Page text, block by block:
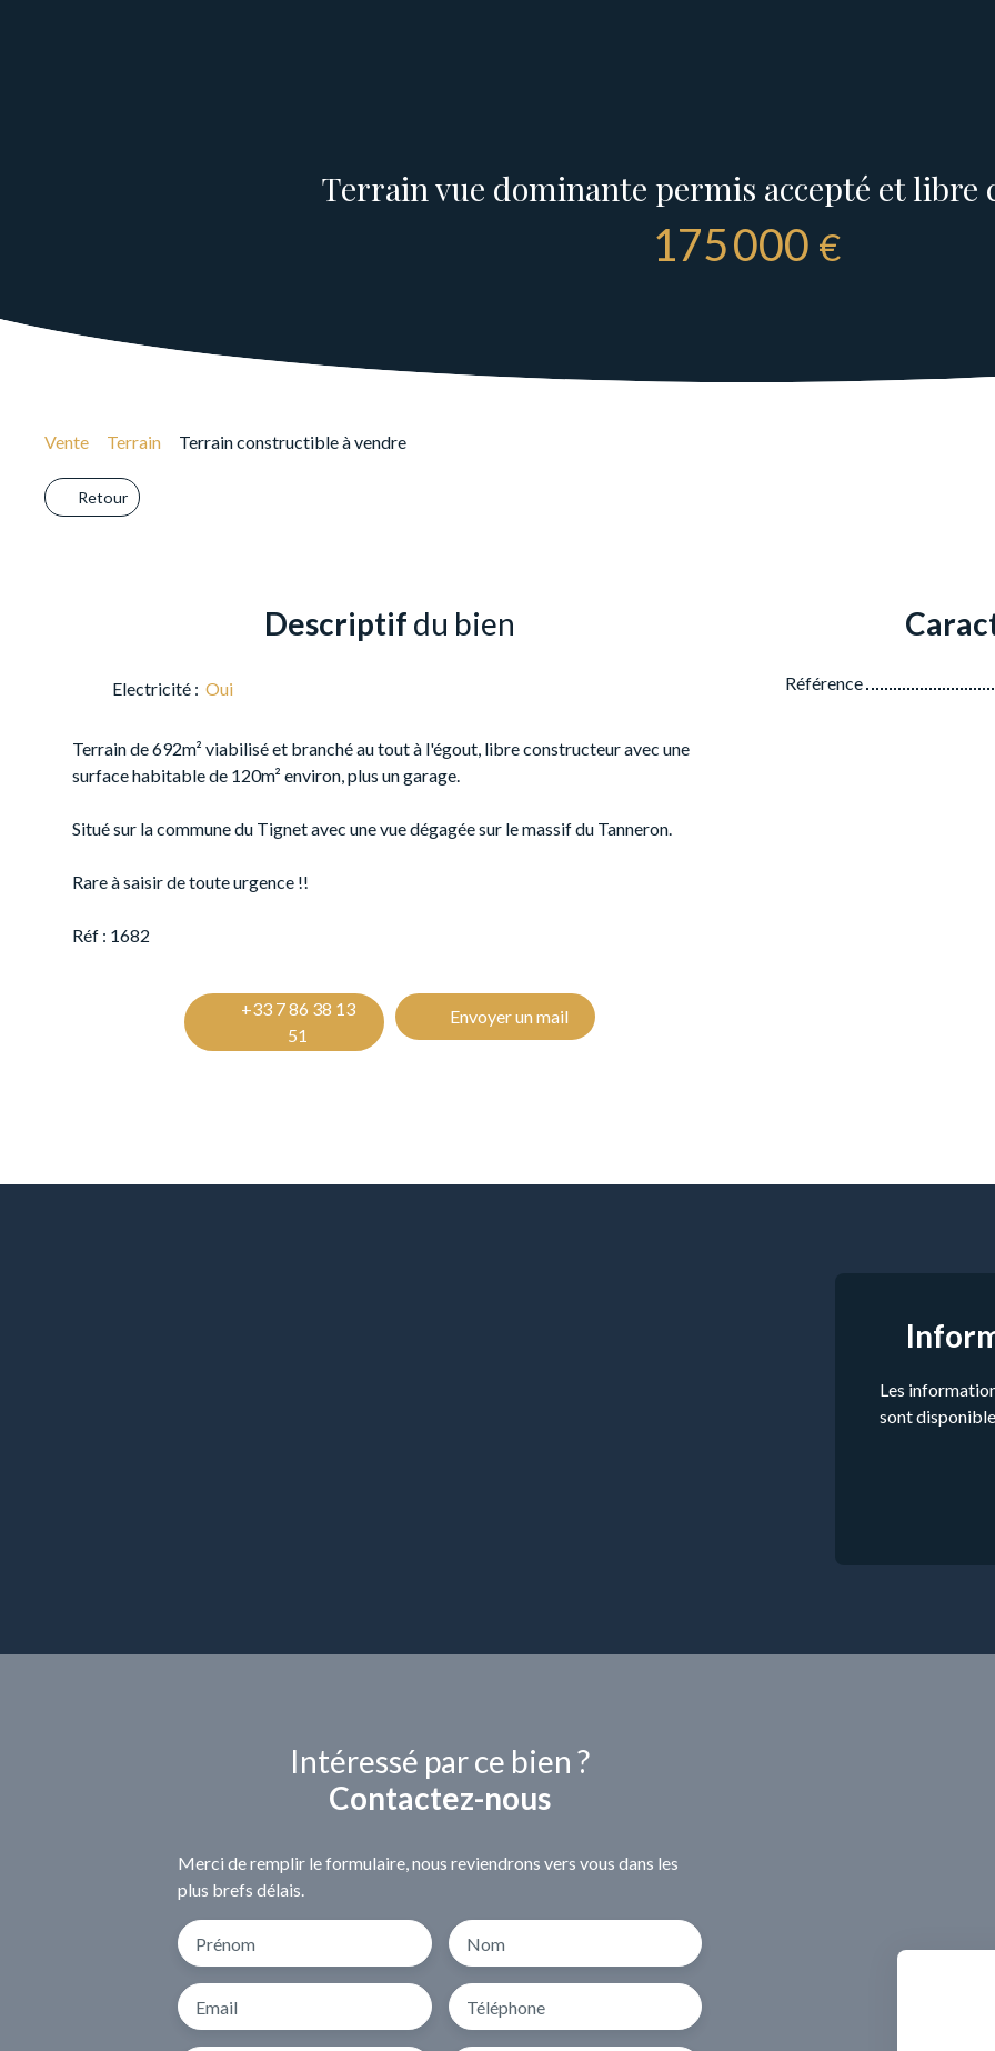
Terrain vue dominante permis accepté et libre
175 000 €
Vente Terrain Terrain constructible à vendre
Retour
Descriptif du bien
Electricité : Oui
Terrain de 692m² viabilisé et branché au tout à l'égout, libre constructeur avec une
surface habitable de 120m² environ, plus un garage.
Situé sur la commune du Tignet avec une vue dégagée sur le massif du Tanneron.
Rare à saisir de toute urgence !!
Réf : 1682
+33 7 86 38 13
51
Envoyer un mail
Référence
Les
sont
Intéressé par ce bien ?
Contactez-nous
Merci de remplir le formulaire, nous reviendrons vers vous dans les
plus brefs délais.
Prénom Nom
Email Téléphone